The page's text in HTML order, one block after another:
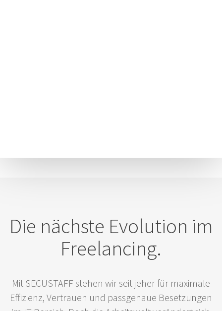
Die nächste Evolution im
Freelancing.
Mit SECUSTAFF stehen wir seit jeher für maximale
Effizienz, Vertrauen und passgenaue Besetzungen